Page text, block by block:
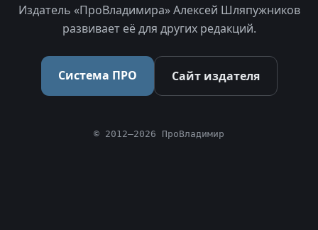
Издатель «ПроВладимира» Алексей Шляпужников
развивает её для других редакций.
Система ПРО Сайт издателя
© 2012–2026 ПроВладимир